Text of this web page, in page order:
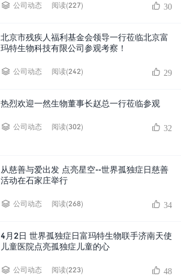
公司动态 阅读(227) 30
北京市残疾人福利基金会领导一行莅临北京富
玛特生物科技有限公司参观考察！
公司动态 阅读(242) 29
热烈欢迎一然生物董事长赵总一行莅临参观
公司动态 阅读(302) 32
从慈善与爱出发 点亮星空--世界孤独症日慈善
活动在石家庄举行
公司动态 阅读(268) 34
4月2日 世界孤独症日富玛特生物联手济南天使
儿童医院点亮孤独症儿童的心
公司动态 阅读(223) 48